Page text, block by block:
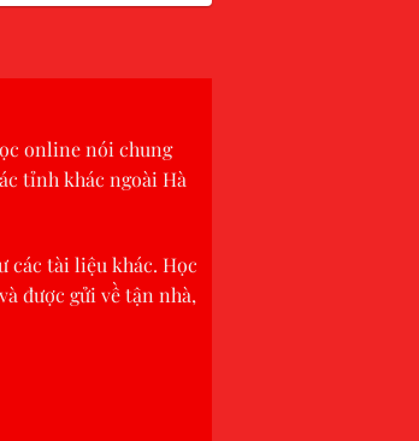
online nói chung
tỉnh khác ngoài Hà
các tài liệu khác. Học
được gửi về tận nhà,